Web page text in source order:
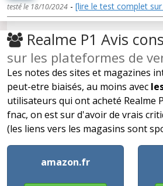
testé le 18/10/2024 - [lire le test complet
Realme P1 Avis
sur les plateformes de
Les notes des sites et magazines
peut-etre biaisés, au moins avec
utilisateurs qui ont acheté Realme
fnac, on est sur d'avoir de vrais
(les liens vers les magasins sont
amazon.fr